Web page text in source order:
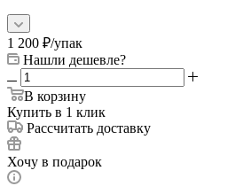
1 200 ₽/упак
Нашли дешевле?
В корзину
Купить в 1 клик
Рассчитать доставку
Хочу в подарок